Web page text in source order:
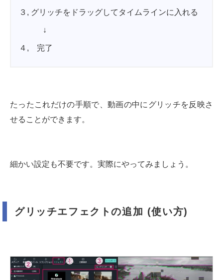
３, グリッチをドラッグしてタイムラインに入れる
↓
４, 完了
たったこれだけの手順で、動画の中にグリッチを反映さ
せることができます。
細かい設定も不要です。実際にやってみましょう。
グリッチエフェクトの追加 (使い方)